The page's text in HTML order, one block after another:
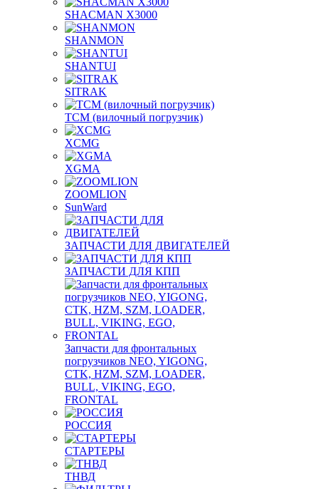
SHACMAN X3000
SHANMON
SHANTUI
SITRAK
TCM (вилочный погрузчик)
XCMG
XGMA
ZOOMLION
SunWard
ЗАПЧАСТИ ДЛЯ ДВИГАТЕЛЕЙ
ЗАПЧАСТИ ДЛЯ КПП
Запчасти для фронтальных
погрузчиков NEO, YIGONG,
CTK, HZM, SZM, LOADER,
BULL, VIKING, EGO,
FRONTAL
РОССИЯ
СТАРТЕРЫ
ТНВД